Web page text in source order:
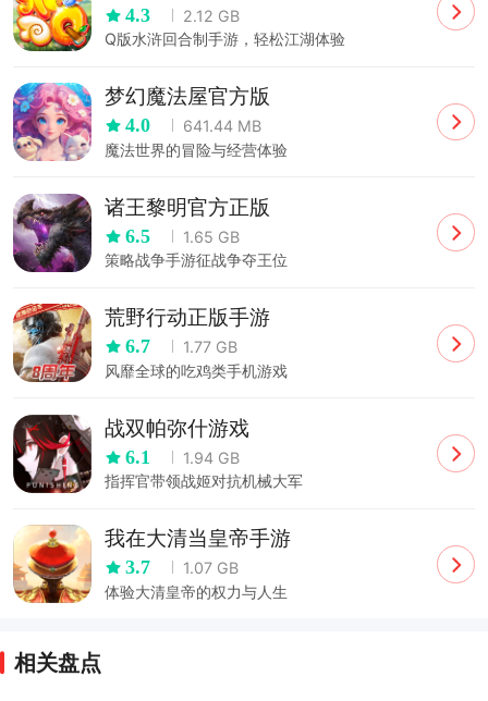
4.3
2.12 GB
Q版水浒回合制手游，轻松江湖体验
梦幻魔法屋官方版
4.0
641.44 MB
魔法世界的冒险与经营体验
诸王黎明官方正版
6.5
1.65 GB
策略战争手游征战争夺王位
荒野行动正版手游
6.7
1.77 GB
风靡全球的吃鸡类手机游戏
战双帕弥什游戏
6.1
1.94 GB
指挥官带领战姬对抗机械大军
我在大清当皇帝手游
3.7
1.07 GB
体验大清皇帝的权力与人生
相关盘点